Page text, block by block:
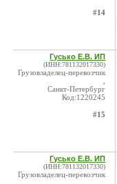
#14
Гусько Е.В. ИП
(ИНН:781132017330)
Грузовладелец-перевозчик
Санкт-Петербург
Код:1220245
#15
Гусько Е.В. ИП
(ИНН:781132017330)
Грузовладелец-перевозчик